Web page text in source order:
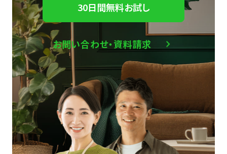
30日間無料お試し
お問い合わせ・資料請求